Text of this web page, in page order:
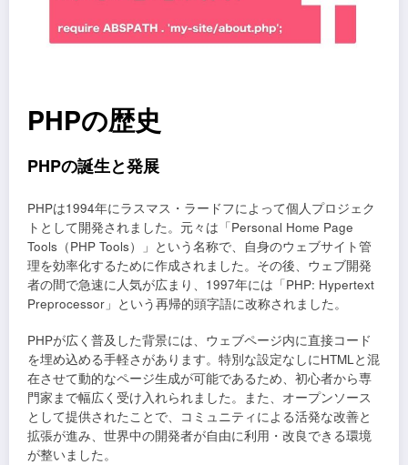
PHPの歴史
PHPの誕生と発展
PHPは1994年にラスマス・ラードフによって個人プロジェク
トとして開発されました。元々は「Personal Home Page
Tools（PHP Tools）」という名称で、自身のウェブサイト管
理を効率化するために作成されました。その後、ウェブ開発
者の間で急速に人気が広まり、1997年には「PHP: Hypertext
Preprocessor」という再帰的頭字語に改称されました。
PHPが広く普及した背景には、ウェブページ内に直接コード
を埋め込める手軽さがあります。特別な設定なしにHTMLと混
在させて動的なページ生成が可能であるため、初心者から専
門家まで幅広く受け入れられました。また、オープンソース
として提供されたことで、コミュニティによる活発な改善と
拡張が進み、世界中の開発者が自由に利用・改良できる環境
が整いました。